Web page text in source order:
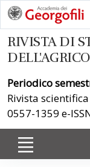
RIVISTA DI
Periodico
Rivista
0557-1359 e-